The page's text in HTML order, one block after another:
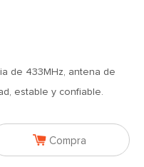
de 433MHz, antena de
estable y confiable.
 Compra